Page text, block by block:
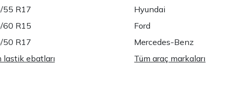
55 R17
60 R15
50 R17
lastik ebatları
Hyundai
Ford
Mercedes-Benz
Tüm araç markaları